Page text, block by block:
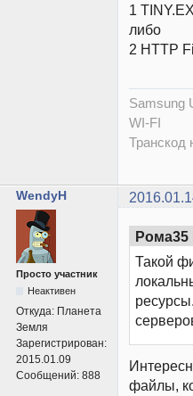
1
либо
2 HTTP
WI-FI
Транскод
WendyH
Просто участник
Неактивен
Откуда: Планета
Земля
Зарегистрирован:
2015.01.09
Сообщений: 888
Рома35
Такой
файлы,